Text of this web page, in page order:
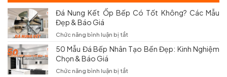
Đá Nung Kết Ốp Bếp Có Tốt Không? Các Mẫu
Đẹp & Báo Giá
Chức năng bình luận bị tắtở
Nung
50 Mẫu Đá Bếp Nhân Tạo Bền Đẹp: Kinh Nghiệm
Chọn & Báo Giá
Chức năng bình luận bị tắtở